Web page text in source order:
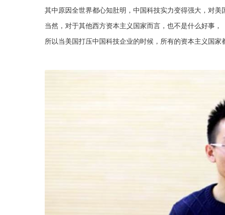
其中原因全世界都心知肚明，中国科技实力变得强大，对美
当然，对于其他西方资本主义国家而言，也不是什么好事，
所以当美国打压中国科技企业的时候，所有的资本主义国家